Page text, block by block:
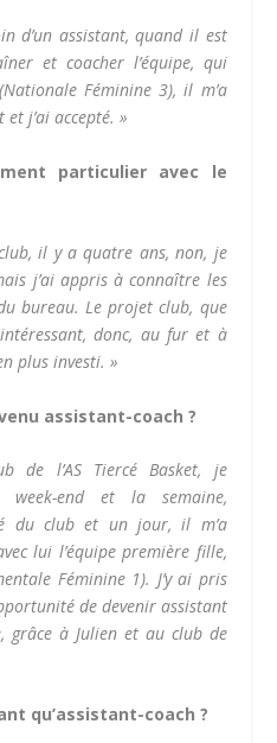
d’un assistant, quand il est
et coacher l’équipe, qui
Féminine 3), il m’a
j’ai accepté. »
particulier avec le
il y a quatre ans, non, je
j’ai appris à connaître les
bureau. Le projet club, que
donc, au fur et à
plus investi. »
assistant-coach ?
de l’AS Tiercé Basket, je
week-end et la semaine,
du club et un jour, il m’a
lui l’équipe première fille,
Féminine 1). J’yai pris
de devenir assistant
grâce à Julien et au club de
qu’assistant-coach ?